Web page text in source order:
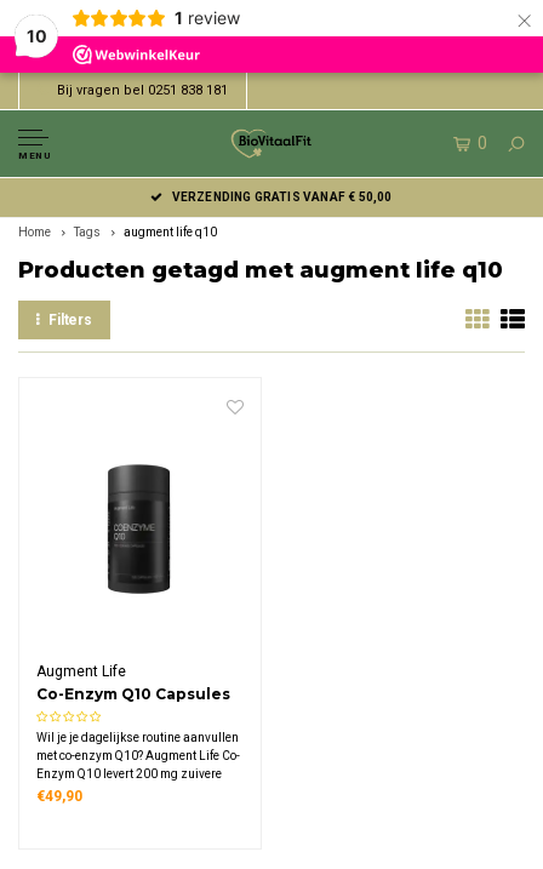
10
1 review ×
Bij vragen bel 0251 838 181
MENU
0
VERZENDING GRATIS VANAF € 50,00
Home Tags augment life q10
Producten getagd met augment life q10
Filters
Augment Life
Co-Enzym Q10 Capsules
Wil je je dagelijkse routine aanvullen
met co-enzym Q10? Augment Life Co-
Enzym Q10 levert 200 mg zuivere
ubiquinon per capsule in een
€49,90